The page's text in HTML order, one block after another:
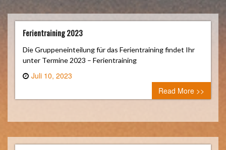
Ferientraining 2023
Die Gruppeneinteilung für das Ferientraining findet Ihr
unter Termine 2023 – Ferientraining
Juli 10, 2023
0 comment
Read More >>